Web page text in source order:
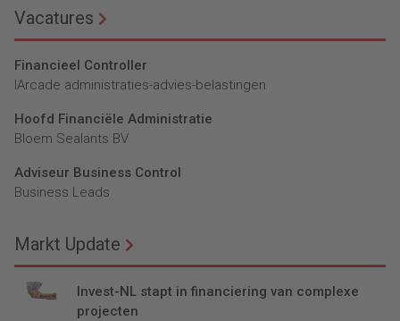
Vacatures
Financieel Controller
lArcade administraties-advies-belastingen
Hoofd Financiële Administratie
Bloem Sealants BV
Adviseur Business Control
Business Leads
Markt Update
Invest-NL stapt in financiering van complexe
projecten